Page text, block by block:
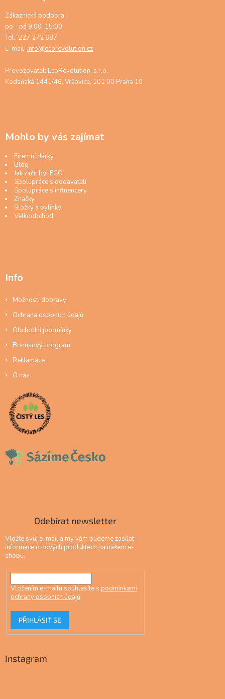
Zákaznická podpora:
po - pá 9:00-15:00
Tel.: 227 272 687
E-mail: info@ecorevolution.cz
Provozovatel: EcoRevolution, s.r.o.
Kodaňská 1441/46, Vršovice, 101 00 Praha 10
Mohlo by vás zajímat
Firemní dárky
Blog
Jak začít být ECO
Spolupráce s dodavateli
Spolupráce s influencery
Značky
Složky a bylinky
Velkoobchod
Info
Možnosti dopravy
Ochrana osobních údajů
Obchodní podmínky
Bonusový program
Reklamace
O nás
Odebírat newsletter
Vložte svůj e-mail a my vám budeme zasílat
informace o nových produktech na našem e-
shopu.
Vložením e-mailu souhlasíte s podmínkami
ochrany osobních údajů
PŘIHLÁSIT SE
Instagram